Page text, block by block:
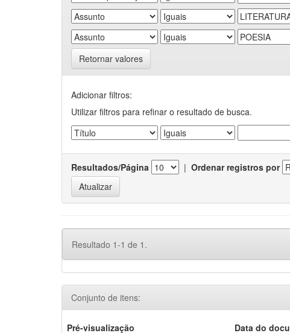
Retornar valores
Adicionar filtros:
Utilizar filtros para refinar o resultado de busca.
Resultados/Página | Ordenar registros por
Resultado 1-1 de 1.
Conjunto de itens:
Pré-visualização Data do